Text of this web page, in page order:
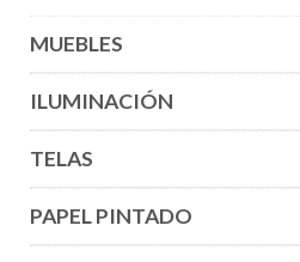
MUEBLES
ILUMINACIÓN
TELAS
PAPEL PINTADO